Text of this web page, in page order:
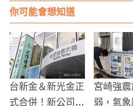
你可能會想知道
台新金＆新光金正
式合併！新公司名
宮崎強
弱，氣